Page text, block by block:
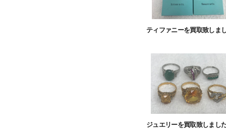
ティファニーを買取致しま
ジュエリーを買取致しまし